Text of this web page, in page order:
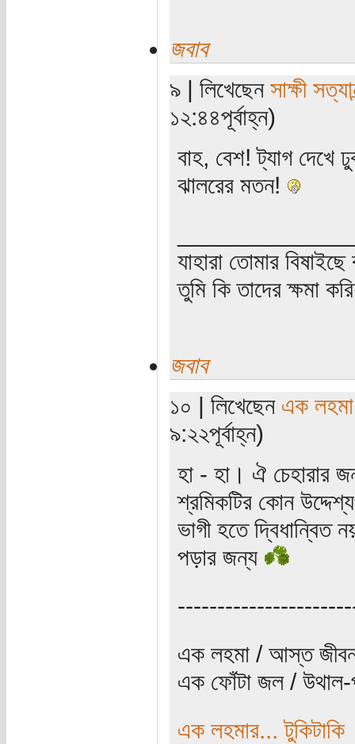
জবাব
৯ | লিখেছেন সাক্ষী
১২:৪৪পূর্বাহ্ন)
বাহ, বেশ! ট্যাগ দেখে
ঝালরের মতন!
যাহারা তোমার
তুমি কি তাদের ক্ষমা
জবাব
১০ | লিখেছেন এক লহমা
৯:২২পূর্বাহ্ন)
হা - হা। ঐ চেহারার
শ্রমিকটির কোন
ভাগী হতে দ্বিধান্বিত
পড়ার জন্য
এক লহমা / আস্ত
এক ফোঁটা জল /
এক লহমার... টুকিটাকি